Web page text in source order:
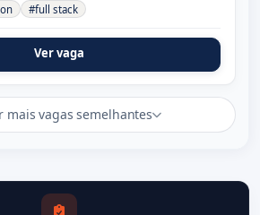
#full stack
Ver vaga
mais vagas semelhantes